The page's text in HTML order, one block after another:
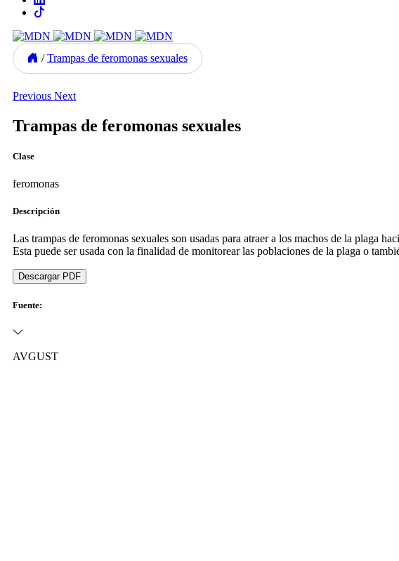
/ Trampas de feromonas sexuales
Previous Next
Trampas de feromonas sexuales
Clase
feromonas
Descripción
Las trampas de feromonas sexuales son usadas para atraer a los machos de la plaga
Esta puede ser usada con la finalidad de monitorear las poblaciones de la plaga o
Descargar PDF
Fuente:
AVGUST